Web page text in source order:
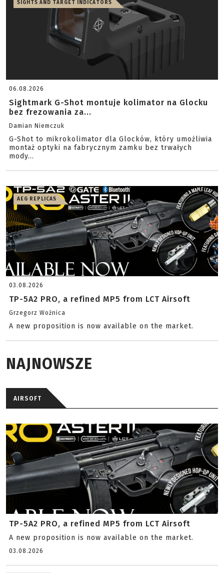
SIGHTS AND TARGET INDICATORS
06.08.2026
Sightmark G-Shot montuje kolimator na Glocku
bez frezowania za...
Damian Niemczuk
G-Shot to mikrokolimator dla Glocków, który umożliwia
montaż optyki na fabrycznym zamku bez trwałych
mody...
AEG REPLICAS
03.08.2026
TP-5A2 PRO, a refined MP5 from LCT Airsoft
Grzegorz Woźnica
A new proposition is now available on the market.
NAJNOWSZE
AIRSOFT
TP-5A2 PRO, a refined MP5 from LCT Airsoft
A new proposition is now available on the market.
03.08.2026